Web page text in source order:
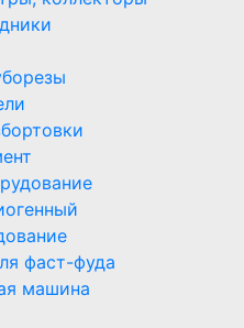
фаст-фуда
машина